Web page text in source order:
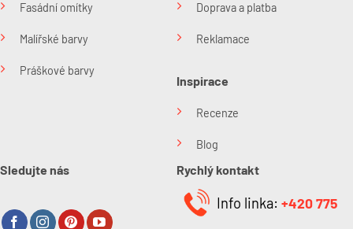
Fasádní omítky
Malířské barvy
Práškové barvy
Doprava a platba
Reklamace
Inspirace
Recenze
Blog
Sledujte nás Rychlý kontakt
Info linka: +420 775